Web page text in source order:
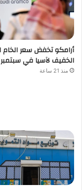
أرامكو تخفض سعر الخام
الخفيف لآسيا في سبتمبر
منذ 21 ساعة